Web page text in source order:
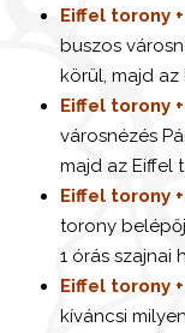
Eiffel torony
buszos
körül, majd az
Eiffel torony
városnézés
majd az Eiffel
Eiffel torony
torony
1 órás szajnai
Eiffel torony
kíváncsi